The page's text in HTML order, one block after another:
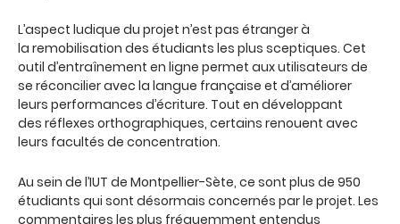
L’aspect ludique du projet n’est pas étranger à
la remobilisation des étudiants les plus sceptiques. Cet
outil d’entraînement en ligne permet aux utilisateurs de
se réconcilier avec la langue française et d’améliorer
leurs performances d’écriture. Tout en développant
des réflexes orthographiques, certains renouent avec
leurs facultés de concentration.
Au sein de l’IUT de Montpellier-Sète, ce sont plus de 950
étudiants qui sont désormais concernés par le projet. Les
commentaires les plus fréquemment entendus